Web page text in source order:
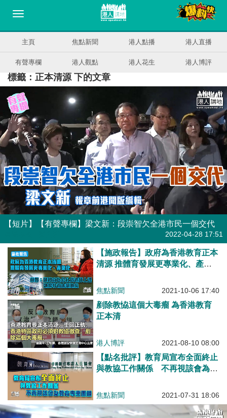
主頁 焦點新聞 港人點播 港人直播
有聲專欄 港人觀點 港人花生 港人博評
標籤：正本清源 下的文章
【短片】【有聲專欄】梁文新：段崇智欠全港市民一個交代
2022-04-28 17:51
【施政報告】政府為香港教育正本
清源 推體育發展更專業化、產業
焦點新聞 2021-10-06 17:40
剷除教恊這個大毒瘤 為香港教育
正本清
港人博評 2021-08-10 08:00
【點名批評】教育局宣布全面終止
與教協工作關係 不再視該會為教
焦點新聞 2021-07-31 18:06